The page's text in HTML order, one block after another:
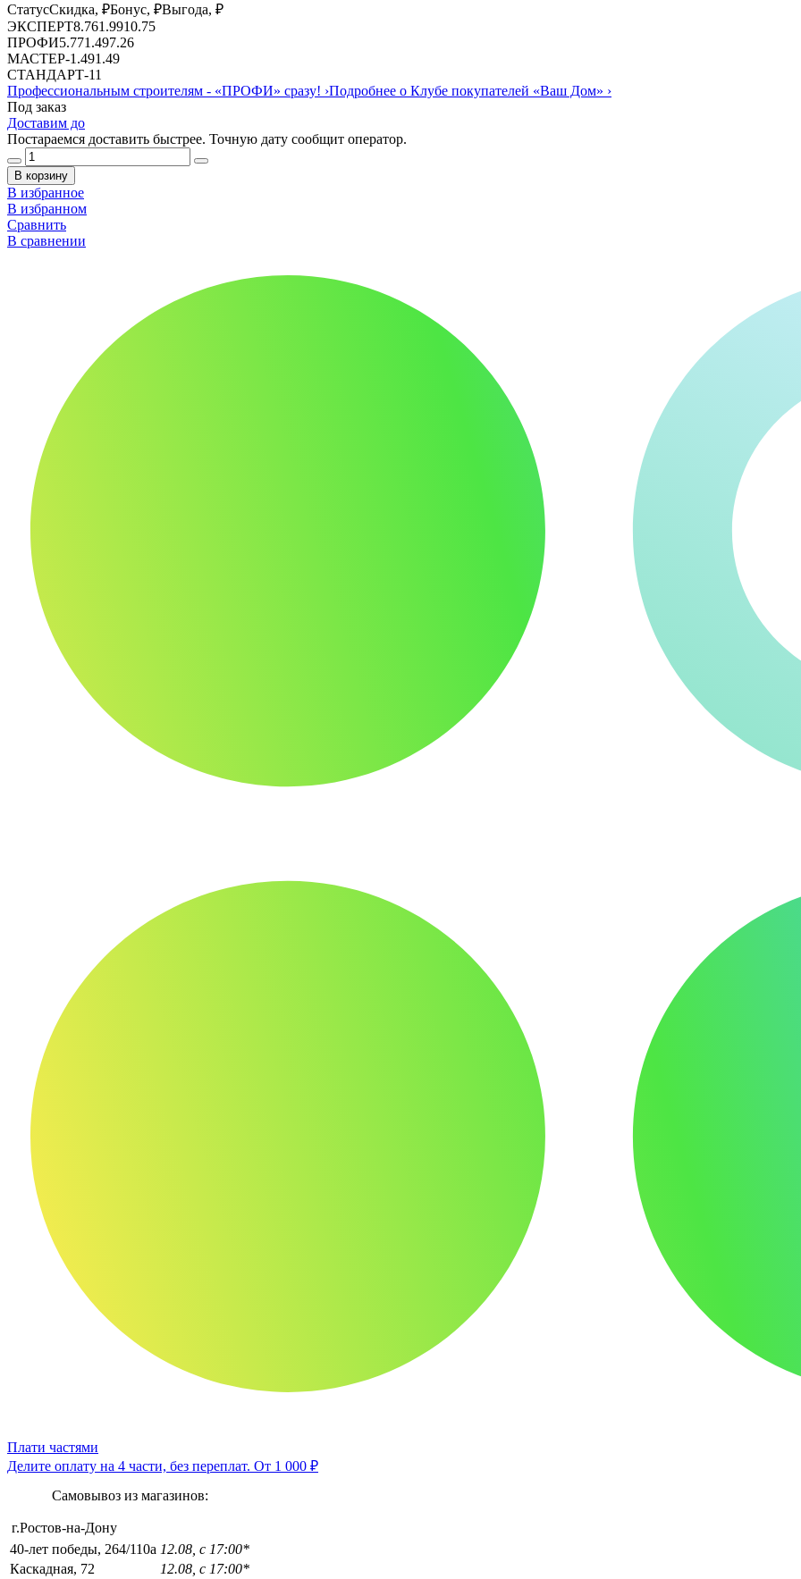
СтатусСкидка, ₽Бонус, ₽Выгода, ₽
ЭКСПЕРТ8.761.9910.75
ПРОФИ5.771.497.26
МАСТЕР-1.491.49
СТАНДАРТ-11
Профессиональным строителям - «ПРОФИ» сразу! ›Подробнее о Клубе покупателей «Ваш Дом» ›
Под заказ
Доставим до
Постараемся доставить быстрее. Точную дату сообщит оператор.
В корзину
В избранное
В избранном
Сравнить
В сравнении
Плати частями
Делите оплату на 4 части, без переплат. От 1 000 ₽
Самовывоз из магазинов:
г.Ростов-на-Дону
40-лет победы, 264/110а 12.08, с 17:00*
Каскадная, 72
12.08, с 17:00*